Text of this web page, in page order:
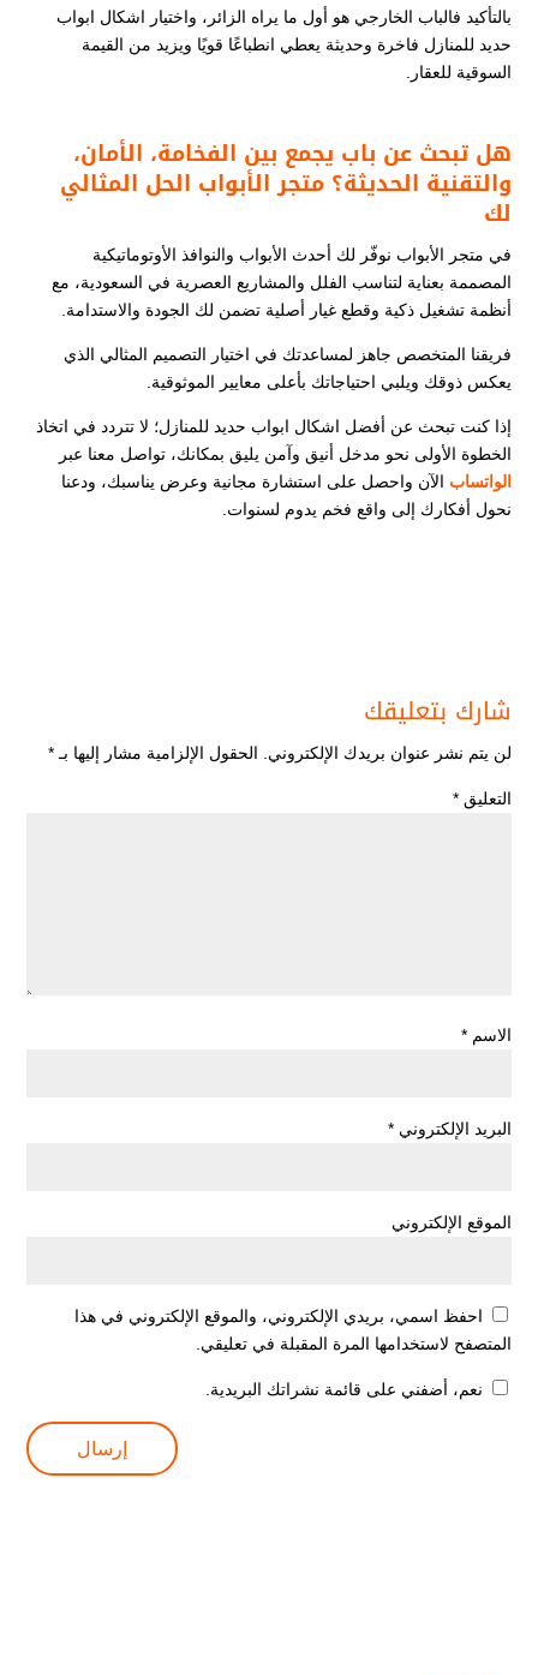
بالتأكيد فالباب الخارجي هو أول ما يراه الزائر، واختيار اشكال ابواب
حديد للمنازل فاخرة وحديثة يعطي انطباعًا قويًا ويزيد من القيمة
السوقية للعقار.
هل تبحث عن باب يجمع بين الفخامة، الأمان،
والتقنية الحديثة؟ متجر الأبواب الحل المثالي
لك
في متجر الأبواب نوفّر لك أحدث الأبواب والنوافذ الأوتوماتيكية
المصممة بعناية لتناسب الفلل والمشاريع العصرية في السعودية، مع
أنظمة تشغيل ذكية وقطع غيار أصلية تضمن لك الجودة والاستدامة.
فريقنا المتخصص جاهز لمساعدتك في اختيار التصميم المثالي الذي
يعكس ذوقك ويلبي احتياجاتك بأعلى معايير الموثوقية.
إذا كنت تبحث عن أفضل اشكال ابواب حديد للمنازل​​​؛ لا تتردد في اتخاذ
الخطوة الأولى نحو مدخل أنيق وآمن يليق بمكانك، تواصل معنا عبر
الواتساب الآن واحصل على استشارة مجانية وعرض يناسبك، ودعنا
نحول أفكارك إلى واقع فخم يدوم لسنوات.
شارك بتعليقك
لن يتم نشر عنوان بريدك الإلكتروني. الحقول الإلزامية مشار إليها بـ *
التعليق *
الاسم *
البريد الإلكتروني *
الموقع الإلكتروني
احفظ اسمي، بريدي الإلكتروني، والموقع الإلكتروني في هذا
المتصفح لاستخدامها المرة المقبلة في تعليقي.
نعم، أضفني على قائمة نشراتك البريدية.